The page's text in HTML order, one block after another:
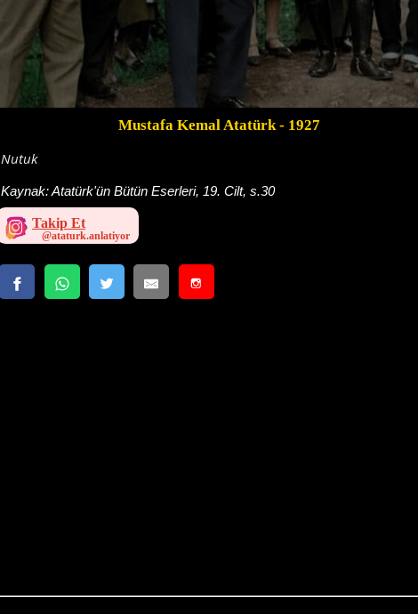
Mustafa Kemal Atatürk- 1927
Nutuk
Kaynak:Atatürk'ün Bütün Eserleri, 19. Cilt, s.30
Takip Et